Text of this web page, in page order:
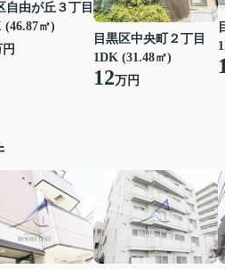
自由が丘３丁目
(46.87㎡)
目黒区中央町２丁目
1DK (31.48㎡)
12万円